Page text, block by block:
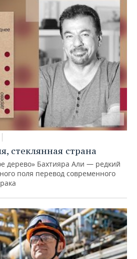
стеклянная страна
дерево» Бахтияра Али — редкий
поля перевод современного